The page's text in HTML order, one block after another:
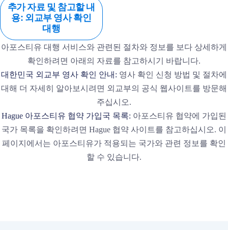
추가 자료 및 참고할 내
용: 외교부 영사 확인
대행
아포스티유 대행 서비스와 관련된 절차와 정보를 보다 상세하게
확인하려면 아래의 자료를 참고하시기 바랍니다.
대한민국 외교부 영사 확인 안내: 영사 확인 신청 방법 및 절차에
대해 더 자세히 알아보시려면 외교부의 공식 웹사이트를 방문해
주십시오.
Hague 아포스티유 협약 가입국 목록: 아포스티유 협약에 가입된
국가 목록을 확인하려면 Hague 협약 사이트를 참고하십시오. 이
페이지에서는 아포스티유가 적용되는 국가와 관련 정보를 확인
할 수 있습니다.